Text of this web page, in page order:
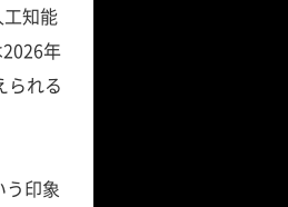
知能
年
られる
う印象